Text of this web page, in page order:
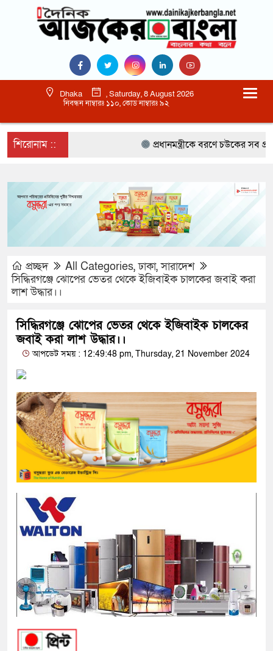
Dhaka
, Saturday, 8 August 2026
নিবন্ধন নাম্বারঃ ১১০, কোড নাম্বারঃ ৯২
শিরোনাম :: প্রধানমন্ত্রীকে বরণে চউকের সব প্রস্তুতি
প্রচ্ছদ All Categories,ঢাকা,সারাদেশ
সিদ্ধিরগঞ্জে ঝোপের ভেতর থেকে ইজিবাইক চালকের জবাই করা
লাশ উদ্ধার।।
সিদ্ধিরগঞ্জে ঝোপের ভেতর থেকে ইজিবাইক চালকের
জবাই করা লাশ উদ্ধার।।
আপডেট সময় : 12:49:48 pm, Thursday, 21 November 2024